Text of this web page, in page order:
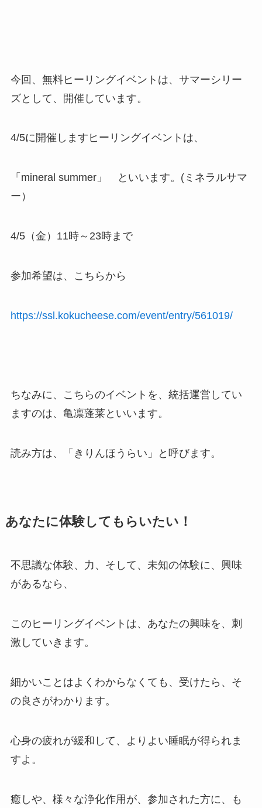
今回、無料ヒーリングイベントは、サマーシリー
ズとして、開催しています。
4/5に開催しますヒーリングイベントは、
「mineral summer」 といいます。(ミネラルサマ
ー）
4/5（金）11時～23時まで
参加希望は、こちらから
https://ssl.kokucheese.com/event/entry/561019/
ちなみに、こちらのイベントを、統括運営してい
ますのは、亀凛蓬莱といいます。
読み方は、「きりんほうらい」と呼びます。
あなたに体験してもらいたい！
不思議な体験、力、そして、未知の体験に、興味
があるなら、
このヒーリングイベントは、あなたの興味を、刺
激していきます。
細かいことはよくわからなくても、受けたら、そ
の良さがわかります。
心身の疲れが緩和して、よりよい睡眠が得られま
すよ。
癒しや、様々な浄化作用が、参加された方に、も